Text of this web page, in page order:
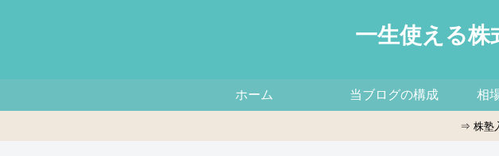
一生使える株
ホーム 当ブログの構成 相
⇒ 株塾